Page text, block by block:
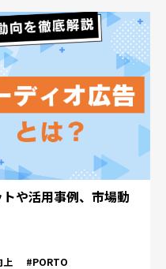
や活用事例、市場動
上 #PORTO